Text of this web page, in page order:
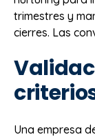
trimestres y
cierres. Las
Una empresa